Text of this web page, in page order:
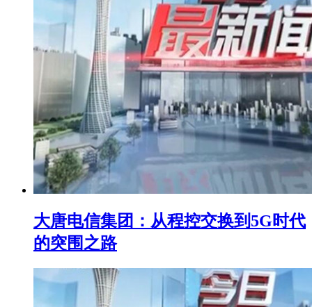
大唐电信集团：从程控交换到5G时代
的突围之路